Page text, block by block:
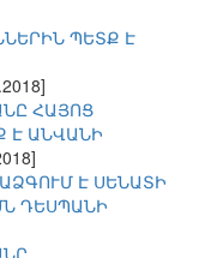
ՊԵՏՔ Է
ՀԱՅՈՑ
Է ԱՆՎԱՆԻ
Է ՍԵՆԱՏԻ
ԴԵՍՊԱՆԻ